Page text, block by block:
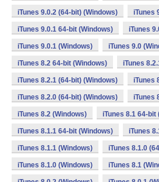
iTunes 9.0.2 (64-bit) (Windows) iTunes
iTunes 9.0.1 64-bit (Windows) iTunes
iTunes 9.0.1 (Windows) iTunes 9.0
iTunes 8.2 64-bit (Windows) iTunes
iTunes 8.2.1 (64-bit) (Windows) iTunes
iTunes 8.2.0 (64-bit) (Windows) iTunes
iTunes 8.2 (Windows) iTunes 8.1 64-bit
iTunes 8.1.1 64-bit (Windows) iTunes
iTunes 8.1.1 (Windows) iTunes 8.1.0
iTunes 8.1.0 (Windows) iTunes 8.1